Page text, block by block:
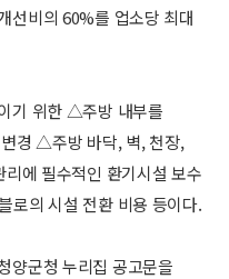
선비의 60%를 업소당 최대
기 위한 △주방 내부를
경 △주방 바닥, 벽, 천장,
에 필수적인 환기시설 보수
로의 시설 전환 비용 등이다.
양군청 누리집 공고문을